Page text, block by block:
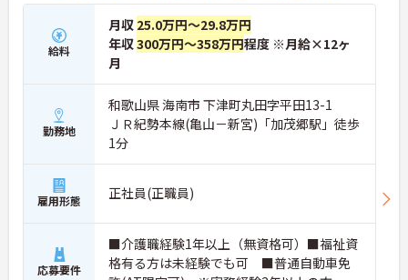
★おすすめPOINT★
・広域支援員として複数のホームを巡るため、各ホ
ームのパートスタッフの教育やサポートにも携わる
ネージャー候補としてのステップアップに直結しま
す。
・定年70歳、再雇用75歳までという業界屈指の制度
なく長期的なキャリアを築いていただけます。
・全施設がバリアフリー設計かつ最新設備を備えて
おり、清潔感にあふれた美しい環境です。ハード面
に加え、ソフト面でも「献立の事前決定・レシピ完
備」により現場の負担が大幅に軽減されています。
ご利用者様の安全性はもちろん、働くスタッフにと
給料
月収 25.0万円～29.8万円
年収300万円～358万円程度 ※月給×12ヶ
月
勤務地
和歌山県 海南市 下津町丸田字平田13-1
ＪＲ紀勢本線(亀山－新宮)「加茂郷駅」徒歩
1分
雇用形態 正社員(正職員)
応募要件
■介護職経験1年以上（無資格可）■福祉資
格有る方は未経験でも可 ■普通自動車免